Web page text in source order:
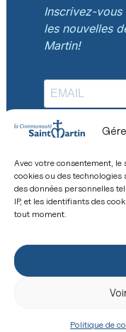
Avec votre consentement,
cookies ou des
des données personnelles
IP, et les identifiants des
tout moment.
Politique de
Inscrivez-
les nouvelles
Martin!
Offrir une